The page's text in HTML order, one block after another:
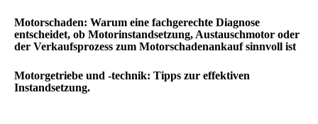
Motorschaden: Warum eine fachgerechte Diagnose
entscheidet, ob Motorinstandsetzung, Austauschmotor oder
der Verkaufsprozess zum Motorschadenankauf sinnvoll ist
Motorgetriebe und -technik: Tipps zur effektiven
Instandsetzung.